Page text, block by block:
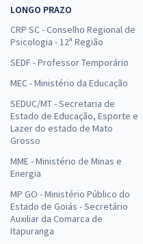
LONGO PRAZO
CRP SC - Conselho Regional de
Psicologia - 12ª Região
SEDF - Professor Temporário
MEC - Ministério da Educação
SEDUC/MT - Secretaria de
Estado de Educação, Esporte e
Lazer do estado de Mato
Grosso
MME - Ministério de Minas e
Energia
MP GO - Ministério Público do
Estado de Goiás - Secretário
Auxiliar da Comarca de
Itapuranga